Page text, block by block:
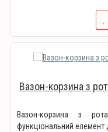
Вазон-корзина з
Вазон-корзина з
функціональний елемент